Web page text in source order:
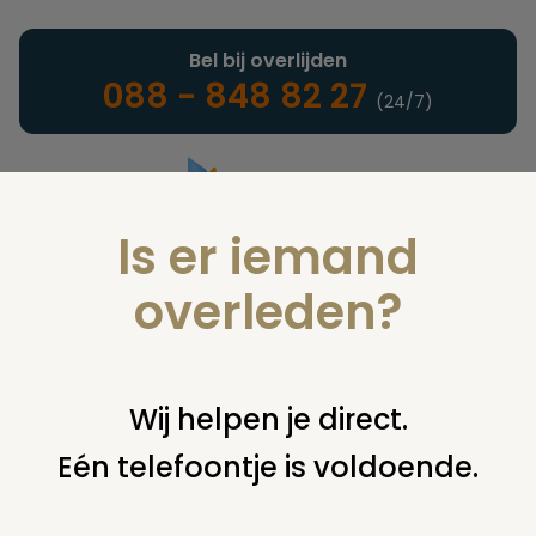
Landelijke uitvaartonderneming
Bel bij overlijden
088 - 848 82 27 (24/7)
U bent hier: home juridisch begraven grafsteen /
vervaging grafsteen
Is er iemand
overleden?
Wij helpen je direct.
Eén telefoontje is voldoende.